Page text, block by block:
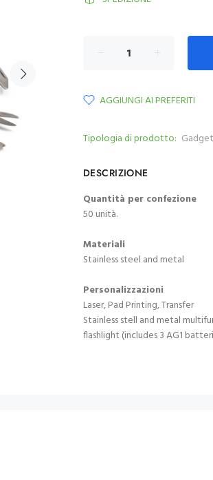
AGGIUNGI AI PREFERITI
Tipologia di prodotto:
DESCRIZIONE
Quantità per confezione
50 unità.
Materiali
Stainless steel and metal
Personalizzazioni
Laser, Pad Printing, Transfer
Stainless stell and metal
flashlight (includes 3 AG1